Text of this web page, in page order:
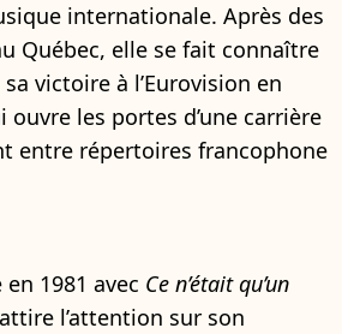
internationale. Après des
Québec, elle se fait connaître
victoire à l’Eurovision en
ouvre les portes d’une carrière
entre répertoires francophone
1981 avec Ce n’était qu’un
l’attention sur son